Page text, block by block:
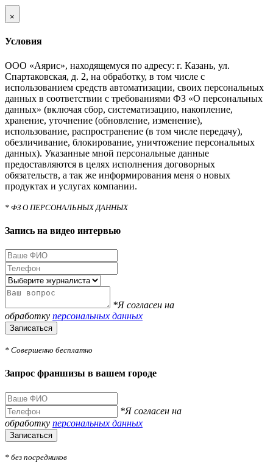
×
Условия
ООО «Аярис», находящемуся по адресу: г. Казань, ул.
Спартаковская, д. 2, на обработку, в том числе с
использованием средств автоматизации, своих персональных
данных в соответствии с требованиями ФЗ «О персональных
данных» (включая сбор, систематизацию, накопление,
хранение, уточнение (обновление, изменение),
использование, распространение (в том числе передачу),
обезличивание, блокирование, уничтожение персональных
данных). Указанные мной персональные данные
предоставляются в целях исполнения договорных
обязательств, а так же информирования меня о новых
продуктах и услугах компании.
* ФЗ О ПЕРСОНАЛЬНЫХ ДАННЫХ
Запись на видео интервью
*Я согласен на
обработку персональных данных
Записаться
* Совершенно бесплатно
Запрос франшизы в вашем городе
*Я согласен на
обработку персональных данных
Записаться
* без посредников